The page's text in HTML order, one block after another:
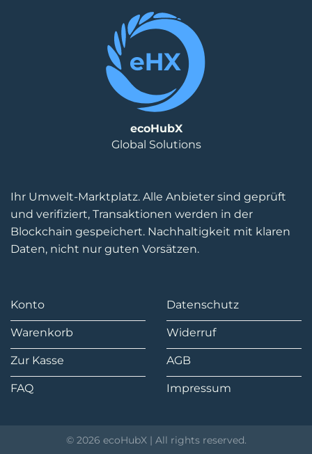
Ihr Umwelt-Marktplatz. Alle Anbieter sind geprüft
und verifiziert, Transaktionen werden in der
Blockchain gespeichert. Nachhaltigkeit mit klaren
Daten, nicht nur guten Vorsätzen.
Konto
Warenkorb
Zur Kasse
FAQ
Datenschutz
Widerruf
AGB
Impressum
ecoHubX
Global Solutions
© 2026 ecoHubX | All rights reserved.